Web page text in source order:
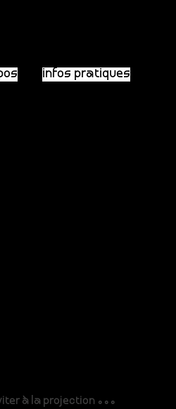
infos pratiques
à la projection ...